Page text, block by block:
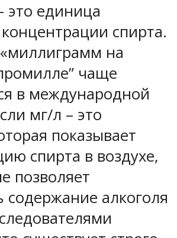
это единица
спирта.
на
чаще
в международной
мг/л – это
показывает
спирта в воздухе,
позволяет
содержание алкоголя